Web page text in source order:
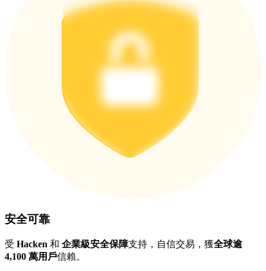
贏得獎品與專屬獎勵
安全可靠
受 Hacken 和 企業級安全保障支持，自信交易，獲全球逾
4,100 萬用戶信賴。